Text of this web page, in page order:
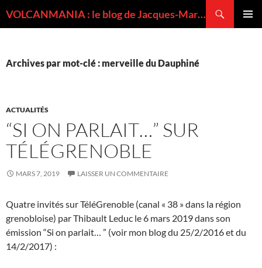
VOLCANMANIA : le blog de Jacques-Marie BARDINTZEFF, volcanologue
Archives par mot-clé : merveille du Dauphiné
ACTUALITÉS
“SI ON PARLAIT…” SUR
TÉLÉGRENOBLE
MARS 7, 2019 LAISSER UN COMMENTAIRE
Quatre invités sur TéléGrenoble (canal « 38 » dans la région
grenobloise) par Thibault Leduc le 6 mars 2019 dans son
émission “Si on parlait… ” (voir mon blog du 25/2/2016 et du
14/2/2017) :